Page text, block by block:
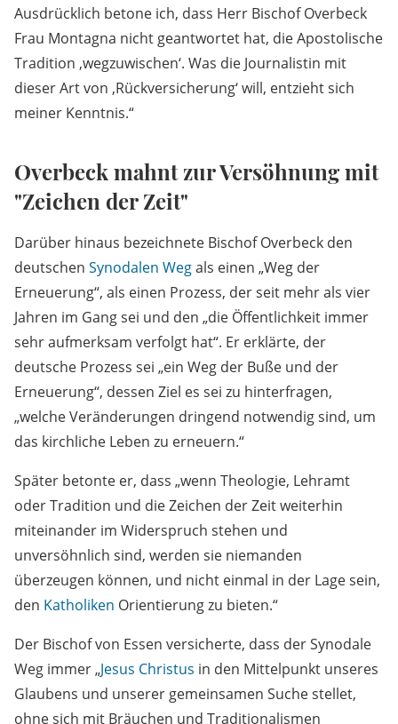
Ausdrücklich betone ich, dass Herr Bischof Overbeck
Frau Montagna nicht geantwortet hat, die Apostolische
Tradition ‚wegzuwischen‘. Was die Journalistin mit
dieser Art von ‚Rückversicherung‘ will, entzieht sich
meiner Kenntnis.“
Overbeck mahnt zur Versöhnung mit
"Zeichen der Zeit"
Darüber hinaus bezeichnete Bischof Overbeck den
deutschen Synodalen Wegals einen „Weg der
Erneuerung“, als einen Prozess, der seit mehr als vier
Jahren im Gang sei und den „die Öffentlichkeit immer
sehr aufmerksam verfolgt hat“. Er erklärte, der
deutsche Prozess sei „ein Weg der Buße und der
Erneuerung“, dessen Ziel es sei zu hinterfragen,
„welche Veränderungen dringend notwendig sind, um
das kirchliche Leben zu erneuern.“
Später betonte er, dass „wenn Theologie, Lehramt
oder Tradition und die Zeichen der Zeit weiterhin
miteinander im Widerspruch stehen und
unversöhnlich sind, werden sie niemanden
überzeugen können, und nicht einmal in der Lage sein,
den Katholiken Orientierung zu bieten.“
Der Bischof von Essen versicherte, dass der Synodale
Weg immer „Jesus Christus in den Mittelpunkt unseres
Glaubens und unserer gemeinsamen Suche stellet,
ohne sich mit Bräuchen und Traditionalismen